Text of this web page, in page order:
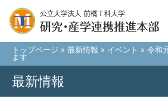
トップページ » 最新情報 » イベント » 令和
ます
最新情報